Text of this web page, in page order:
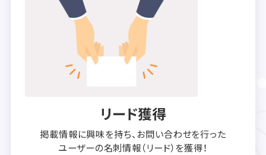
リード獲得
掲載情報に興味を持ち、 お問い合わせを行った
ユーザーの名刺情報（リード）を獲得！